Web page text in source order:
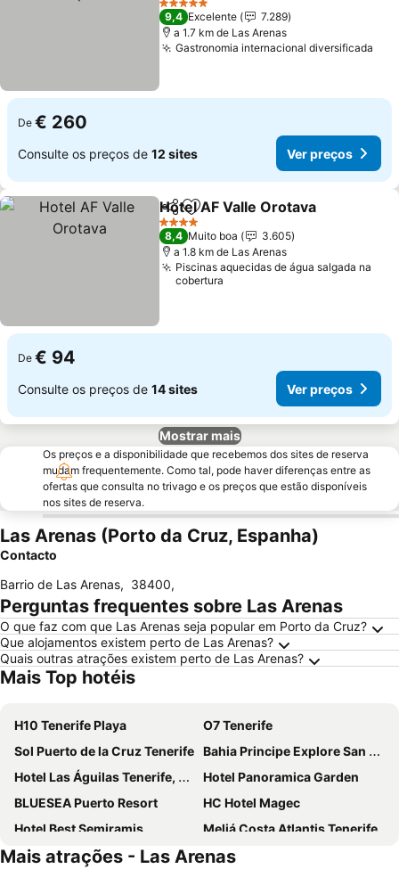
5 Estrelas
9,4 Excelente
7.289
a 1.7 km de Las Arenas
Gastronomia internacional diversificada
De € 260
Consulte os preços de 12 sites Ver preços
PartilharAdicionar aos favoritos
Hotel AF Valle Orotava
4 Estrelas
8,4 Muito boa
3.605
a 1.8 km de Las Arenas
Piscinas aquecidas de água salgada na
cobertura
De € 94
Consulte os preços de 14 sites Ver preços
Mostrar mais
Os preços e a disponibilidade que recebemos dos sites de reserva
mudam frequentemente. Como tal, pode haver diferenças entre as
ofertas que consulta no trivago e os preços que estão disponíveis
nos sites de reserva.
Las Arenas (Porto da Cruz, Espanha)
Contacto
Barrio de Las Arenas, 38400,
Perguntas frequentes sobre Las Arenas
O que faz com que Las Arenas seja popular em Porto da Cruz?
Que alojamentos existem perto de Las Arenas?
Quais outras atrações existem perto de Las Arenas?
Mais Top hotéis
H10 Tenerife Playa
O7 Tenerife
Sol Puerto de la Cruz Tenerife Bahia Principe Explore San Felipe
Hotel Las Águilas Tenerife, by Meliá
Hotel Panoramica Garden
BLUESEA Puerto Resort
HC Hotel Magec
Hotel Best Semiramis
Meliá Costa Atlantis Tenerife
BLUESEA Costa Jardin & Spa
Hotel Puerto Palace
Mais atrações - Las Arenas